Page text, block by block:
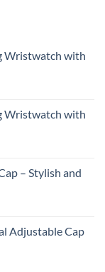
Wristwatch with
Wristwatch with
– Stylish and
Adjustable Cap